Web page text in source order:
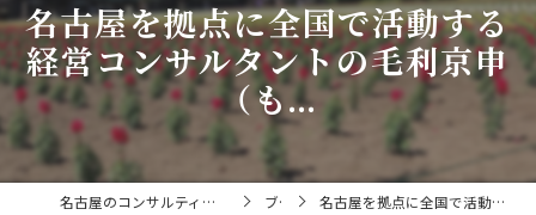
名古屋を拠点に全国で活動する
経営コンサルタントの毛利京申
（も...
名古屋のコンサルティングなら経営コンサルタント毛利京申 ブログ 名古屋を拠点に全国で活動する経営コンサルタントの毛利京申（も...